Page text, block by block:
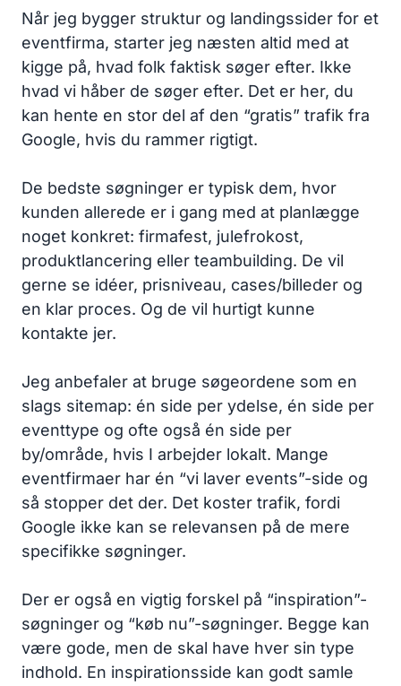
Når jeg bygger struktur og landingssider for et
eventfirma, starter jeg næsten altid med at
kigge på, hvad folk faktisk søger efter. Ikke
hvad vi håber de søger efter. Det er her, du
kan hente en stor del af den “gratis” trafik fra
Google, hvis du rammer rigtigt.
De bedste søgninger er typisk dem, hvor
kunden allerede er i gang med at planlægge
noget konkret: firmafest, julefrokost,
produktlancering eller teambuilding. De vil
gerne se idéer, prisniveau, cases/billeder og
en klar proces. Og de vil hurtigt kunne
kontakte jer.
Jeg anbefaler at bruge søgeordene som en
slags sitemap: én side per ydelse, én side per
eventtype og ofte også én side per
by/område, hvis I arbejder lokalt. Mange
eventfirmaer har én “vi laver events”-side og
så stopper det der. Det koster trafik, fordi
Google ikke kan se relevansen på de mere
specifikke søgninger.
Der er også en vigtig forskel på “inspiration”-
søgninger og “køb nu”-søgninger. Begge kan
være gode, men de skal have hver sin type
indhold. En inspirationsside kan godt samle